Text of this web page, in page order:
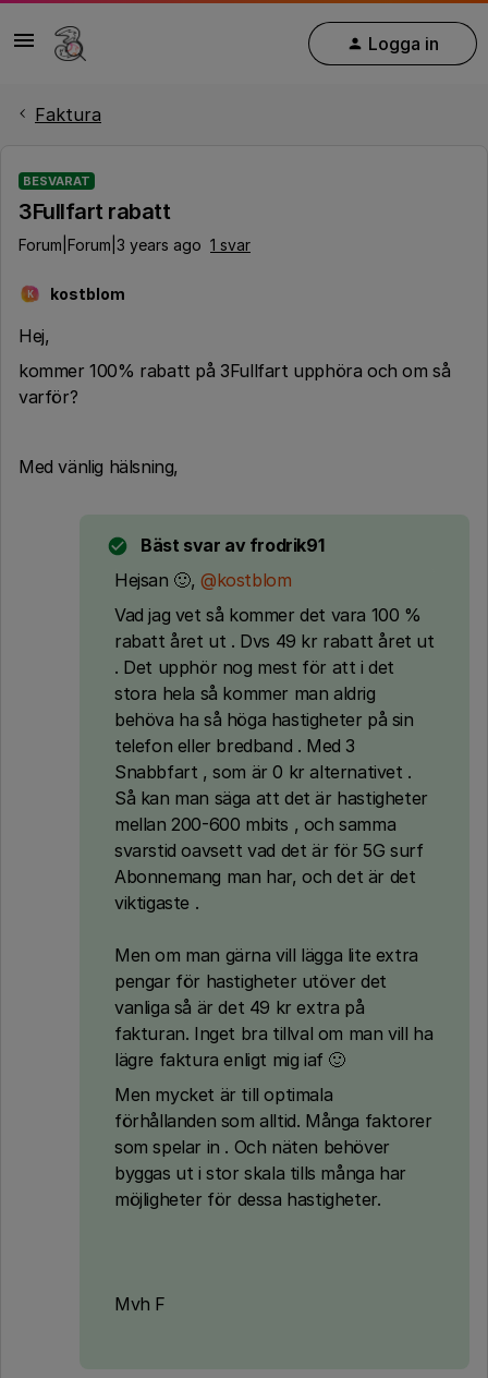
Logga in
Faktura
BESVARAT
3Fullfart rabatt
Forum|Forum|3 years ago 1 svar
K kostblom
Hej,
kommer 100% rabatt på 3Fullfart upphöra och om så
varför?
Med vänlig hälsning,
Bäst svar av frodrik91
Hejsan 🙂, @kostblom
Vad jag vet så kommer det vara 100 %
rabatt året ut . Dvs 49 kr rabatt året ut
. Det upphör nog mest för att i det
stora hela så kommer man aldrig
behöva ha så höga hastigheter på sin
telefon eller bredband . Med 3
Snabbfart , som är 0 kr alternativet .
Så kan man säga att det är hastigheter
mellan 200-600 mbits , och samma
svarstid oavsett vad det är för 5G surf
Abonnemang man har, och det är det
viktigaste .
Men om man gärna vill lägga lite extra
pengar för hastigheter utöver det
vanliga så är det 49 kr extra på
fakturan. Inget bra tillval om man vill ha
lägre faktura enligt mig iaf 🙂
Men mycket är till optimala
förhållanden som alltid. Många faktorer
som spelar in . Och näten behöver
byggas ut i stor skala tills många har
möjligheter för dessa hastigheter.
Mvh F